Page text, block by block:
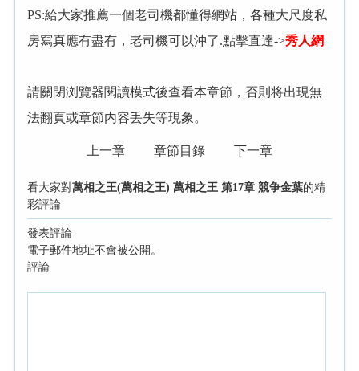
PS:給大家推薦一個老司機都懂得網站，各種大尺度私
房寫真應有盡有，老司機可以沖了.點擊直達->秀人網
請關閉浏覽器閱讀模式後查看本章節，否則将出現無
法翻頁或章節内容丢失等現象。
上一章 章節目錄 下一章
看大家對萬相之王(萬相之王) 萬相之王 第17章 競争金葉的精
彩評論
發表評論
電子郵件地址不會被公開。
評論